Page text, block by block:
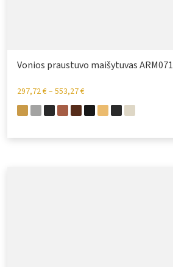
Vonios praustuvo maišytuvas ARM071
297,72€– 553,27€